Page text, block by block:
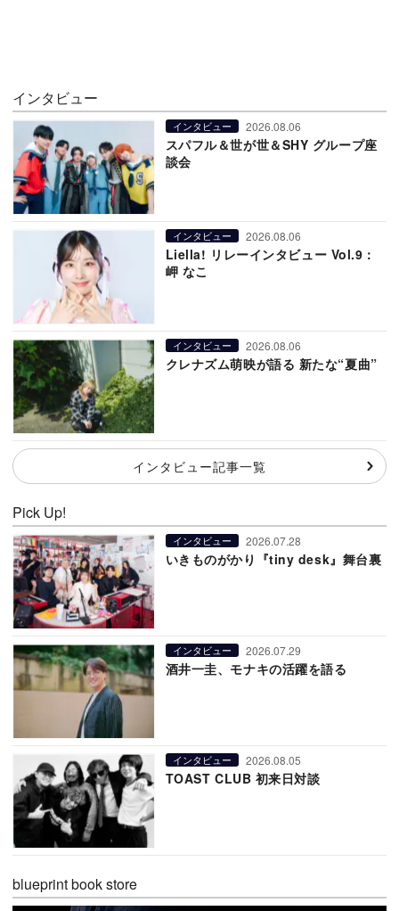
インタビュー
インタビュー 2026.08.06
スパフル＆世が世＆SHY グループ座
談会
インタビュー 2026.08.06
Liella! リレーインタビュー Vol.9：
岬 なこ
インタビュー 2026.08.06
クレナズム萌映が語る 新たな“夏曲”
インタビュー記事一覧
Pick Up!
インタビュー 2026.07.28
いきものがかり『tiny desk』舞台裏
インタビュー 2026.07.29
酒井一圭、モナキの活躍を語る
インタビュー 2026.08.05
TOAST CLUB 初来日対談
blueprint book store